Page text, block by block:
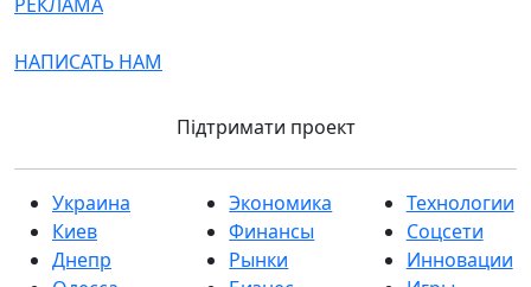
НАПИСАТЬ НАМ
Підтримати проект
Украина
Киев
Днепр
Экономика
Финансы
Рынки
Технологии
Соцсети
Инновации